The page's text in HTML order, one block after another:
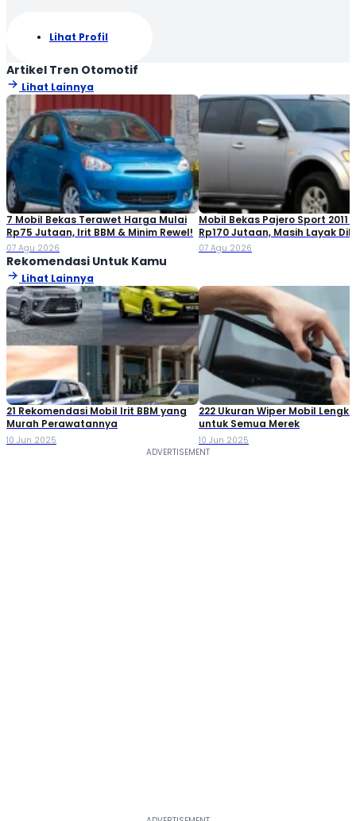
Lihat Profil
Artikel Tren Otomotif
Lihat Lainnya
7 Mobil Bekas Terawet Harga Mulai
Rp75 Jutaan, Irit BBM & Minim Rewel!
07 Agu 2026
Mobil Bekas Pajero Sport 2011
Rp170 Jutaan, Masih Layak
07 Agu 2026
Rekomendasi Untuk Kamu
Lihat Lainnya
21 Rekomendasi Mobil Irit BBM yang
Murah Perawatannya
10 Jun 2025
222 Ukuran Wiper Mobil
untuk Semua Merek
10 Jun 2025